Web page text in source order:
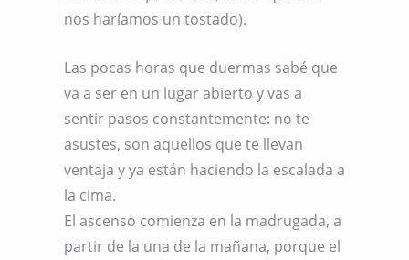
nos haríamos un tostado).
Las pocas horas que duermas sabé que
va a ser en un lugar abierto y vas a
sentir pasos constantemente: no te
asustes, son aquellos que te llevan
ventaja y ya están haciendo la escalada a
la cima.
El ascenso comienza en la madrugada, a
partir de la una de la mañana, porque el